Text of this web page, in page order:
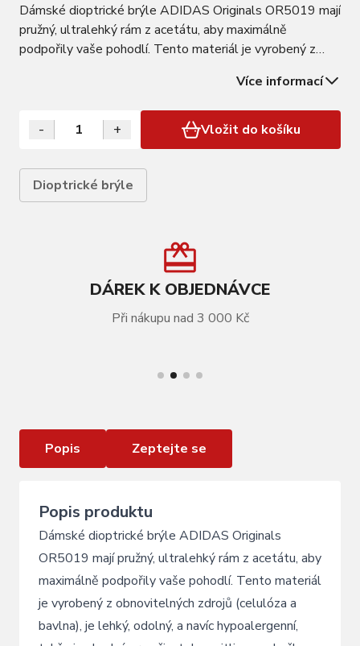
Dámské dioptrické brýle ADIDAS Originals OR5019 mají
pružný, ultralehký rám z acetátu, aby maximálně
podpořily vaše pohodlí. Tento materiál je vyrobený z
a navíc hypoalergenní, takže je vhodný pro uživatele s
citlivou pokožkou. ADIDAS…
Více informací
- + Vložit do košíku
Dioptrické brýle
DÁREK K OBJEDNÁVCE
Při nákupu nad 3 000 Kč
Dioptrické brýle ADIDAS Originals OR5019
Popis Zeptejte se
Popis produktu
Dámské dioptrické brýle ADIDAS Originals
OR5019 mají pružný, ultralehký rám z acetátu, aby
maximálně podpořily vaše pohodlí. Tento materiál
je vyrobený z obnovitelných zdrojů (celulóza a
bavlna), je lehký, odolný, a navíc hypoalergenní,